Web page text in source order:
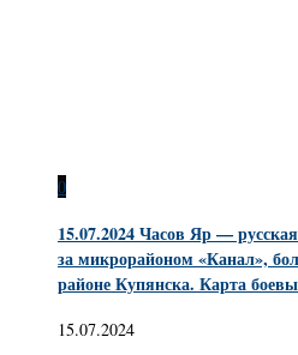
0
15.07.2024 Часов Яр —
за микрорайоном «Канал»,
районе Купянска. Карта
15.07.2024